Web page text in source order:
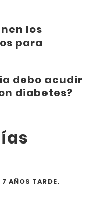
los
para
debo acudir
diabetes?
AÑOS TARDE.